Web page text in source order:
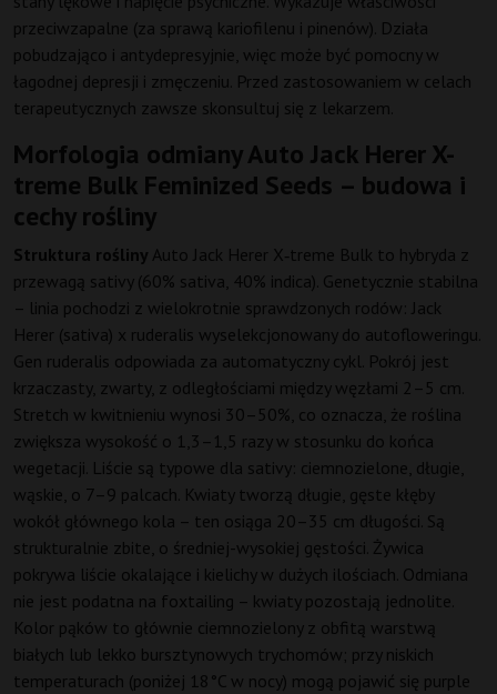
przeciwzapalne (za sprawą kariofilenu i pinenów). Działa
pobudzająco i antydepresyjnie, więc może być pomocny w
łagodnej depresji i zmęczeniu. Przed zastosowaniem w celach
terapeutycznych zawsze skonsultuj się z lekarzem.
Morfologia odmiany Auto Jack Herer X-
treme Bulk Feminized Seeds – budowa i
cechy rośliny
Struktura rośliny Auto Jack Herer X‑treme Bulk to hybryda z
przewagą sativy (60% sativa, 40% indica). Genetycznie stabilna
– linia pochodzi z wielokrotnie sprawdzonych rodów: Jack
Herer (sativa) x ruderalis wyselekcjonowany do autofloweringu.
Gen ruderalis odpowiada za automatyczny cykl. Pokrój jest
krzaczasty, zwarty, z odległościami między węzłami 2–5 cm.
Stretch w kwitnieniu wynosi 30–50%, co oznacza, że roślina
zwiększa wysokość o 1,3–1,5 razy w stosunku do końca
wegetacji. Liście są typowe dla sativy: ciemnozielone, długie,
wąskie, o 7–9 palcach. Kwiaty tworzą długie, gęste kłęby
wokół głównego kola – ten osiąga 20–35 cm długości. Są
strukturalnie zbite, o średniej-wysokiej gęstości. Żywica
pokrywa liście okalające i kielichy w dużych ilościach. Odmiana
nie jest podatna na foxtailing – kwiaty pozostają jednolite.
Kolor pąków to głównie ciemnozielony z obfitą warstwą
białych lub lekko bursztynowych trychomów; przy niskich
temperaturach (poniżej 18°C w nocy) mogą pojawić się purple